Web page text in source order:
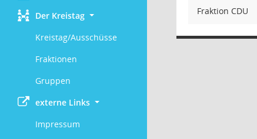
Der Kreistag
Kreistag/Ausschüsse
Fraktionen
Gruppen
externe Links
Impressum
Fraktion CDU